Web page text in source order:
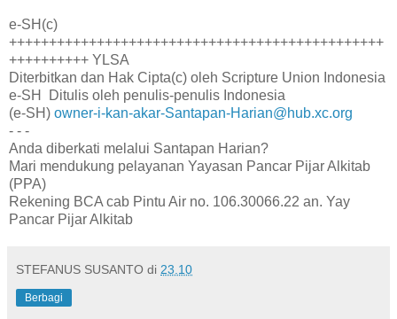
e-SH(c)
+++++++++++++++++++++++++++++++++++++++++++++++
++++++++++ YLSA
Diterbitkan dan Hak Cipta(c) oleh Scripture Union Indonesia
e-SH Ditulis oleh penulis-penulis Indonesia
(e-SH) owner-i-kan-akar-Santapan-Harian@hub.xc.org
- - -
Anda diberkati melalui Santapan Harian?
Mari mendukung pelayanan Yayasan Pancar Pijar Alkitab
(PPA)
Rekening BCA cab Pintu Air no. 106.30066.22 an. Yay
Pancar Pijar Alkitab
STEFANUS SUSANTO di 23.10
Berbagi